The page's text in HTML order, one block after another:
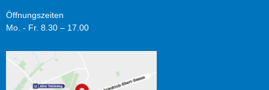
Öffnungszeiten
Mo. - Fr. 8.30 – 17.00